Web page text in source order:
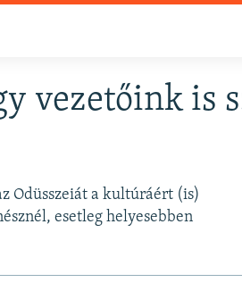
vezetőink is
Odüsszeiát a kultúráért (is)
esetleg helyesebben